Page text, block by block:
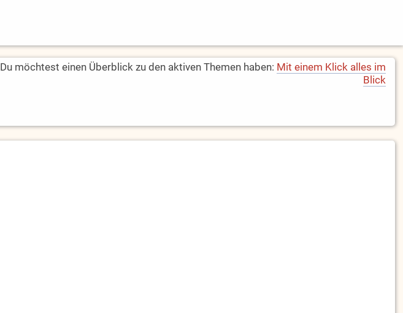
Du möchtest einen Überblick zu den aktiven Themen haben: Mit einem Klick alles im
Blick